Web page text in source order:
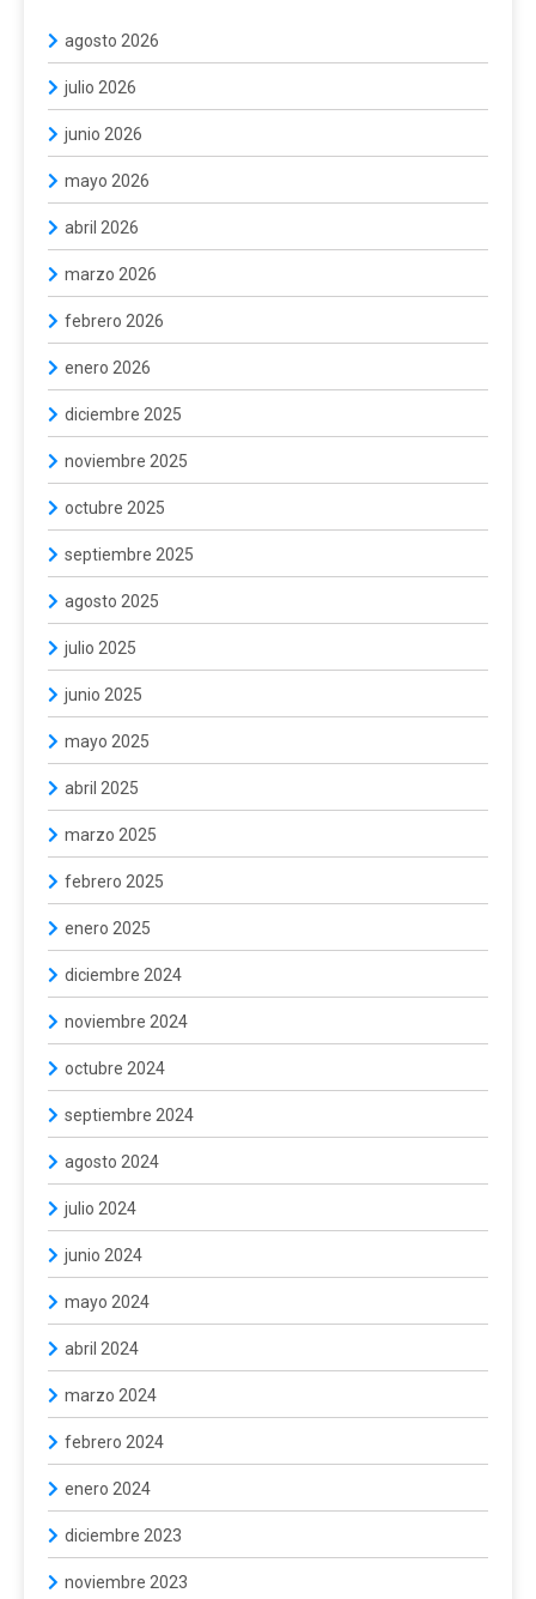
agosto 2026
julio 2026
junio 2026
mayo 2026
abril 2026
marzo 2026
febrero 2026
enero 2026
diciembre 2025
noviembre 2025
octubre 2025
septiembre 2025
agosto 2025
julio 2025
junio 2025
mayo 2025
abril 2025
marzo 2025
febrero 2025
enero 2025
diciembre 2024
noviembre 2024
octubre 2024
septiembre 2024
agosto 2024
julio 2024
junio 2024
mayo 2024
abril 2024
marzo 2024
febrero 2024
enero 2024
diciembre 2023
noviembre 2023